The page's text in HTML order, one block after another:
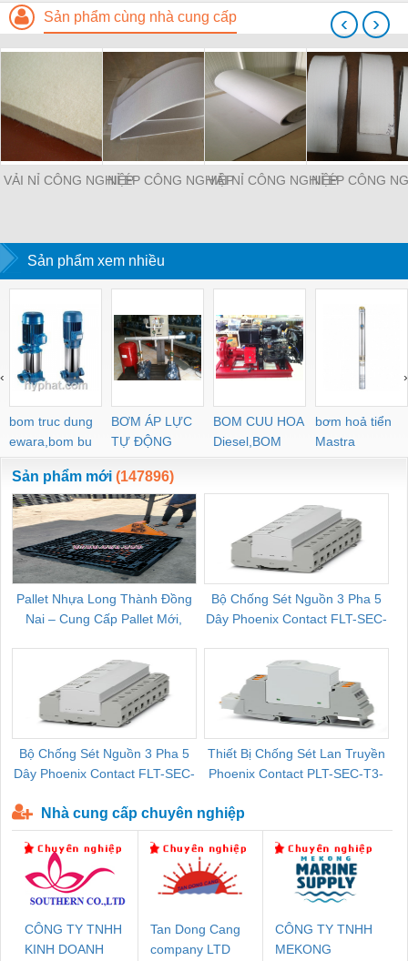
Sản phẩm cùng nhà cung cấp
VẢI NỈ CÔNG NGHIỆPNỈ ÉP CÔNG NGHIỆPVẢI NỈ CÔNG NGHIỆPNỈ ÉP CÔNG
‹ ›
Sản phẩm xem nhiều
bom truc dung
ewara,bom bu
ewara
BƠM ÁP LỰC
TỰ ĐỘNG
BOM CUU HOA
Diesel,BOM
CHUA CHAY
bơm hoả tiển
Mastra
‹ ›
Sản phẩm mới (147896)
Pallet Nhựa Long Thành Đồng
Nai – Cung Cấp Pallet Mới,
Bộ Chống Sét Nguồn 3 Pha 5
Dây Phoenix Contact FLT-SEC-
Bộ Chống Sét Nguồn 3 Pha 5
Dây Phoenix Contact FLT-SEC-
Thiết Bị Chống Sét Lan Truyền
Phoenix Contact PLT-SEC-T3-
Nhà cung cấp chuyên nghiệp
CÔNG TY TNHH
KINH DOANH
Tan Dong Cang
company LTD
CÔNG TY TNHH
MEKONG